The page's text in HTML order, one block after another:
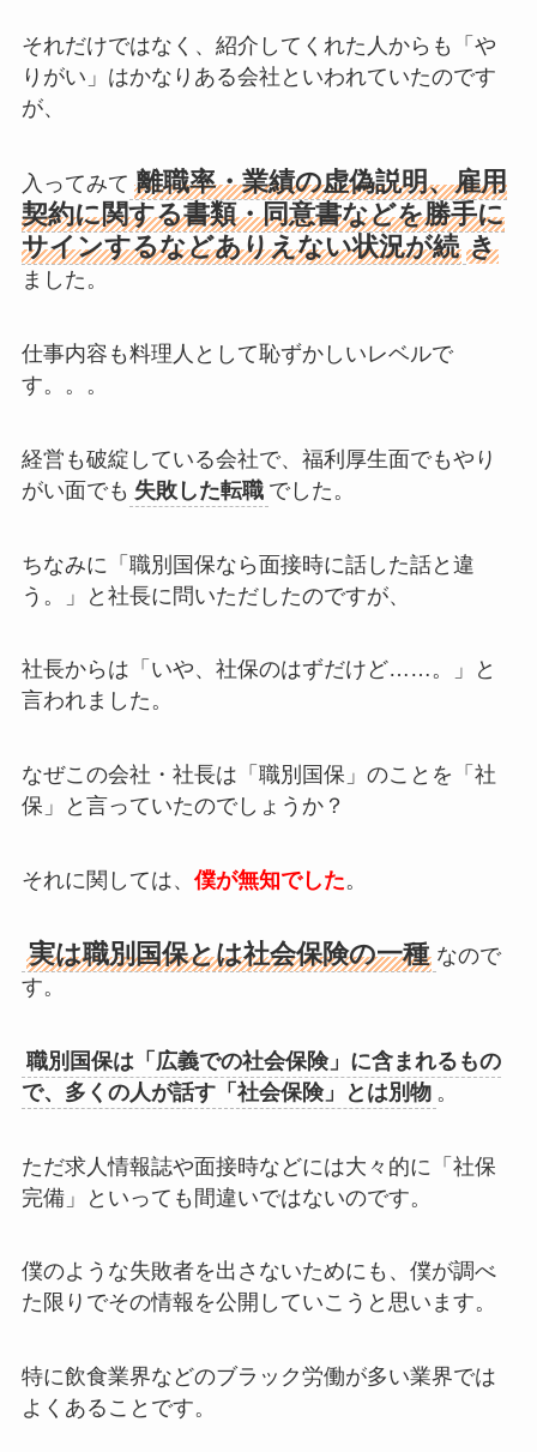
それだけではなく、紹介してくれた人からも「や
りがい」はかなりある会社といわれていたのです
が、
入ってみて 離職率・業績の虚偽説明、雇用
契約に関する書類・同意書などを勝手に
サインするなどありえない状況が続 き
ました。
仕事内容も料理人として恥ずかしいレベルで
す。。。
経営も破綻している会社で、福利厚生面でもやり
がい面でも 失敗した転職 でした。
ちなみに「職別国保なら面接時に話した話と違
う。」と社長に問いただしたのですが、
社長からは「いや、社保のはずだけど……。」と
言われました。
なぜこの会社・社長は「職別国保」のことを「社
保」と言っていたのでしょうか？
それに関しては、 僕が無知でした。
実は職別国保とは社会保険の一種 なので
す。
職別国保は「広義での社会保険」に含まれるもの
で、多くの人が話す「社会保険」とは別物 。
ただ求人情報誌や面接時などには大々的に「社保
完備」といっても間違いではないのです。
僕のような失敗者を出さないためにも、僕が調べ
た限りでその情報を公開していこうと思います。
特に飲食業界などのブラック労働が多い業界では
よくあることです。